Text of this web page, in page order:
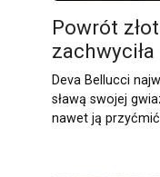
Powrót
Deva Bellucci
sławą swojej
nawet ją